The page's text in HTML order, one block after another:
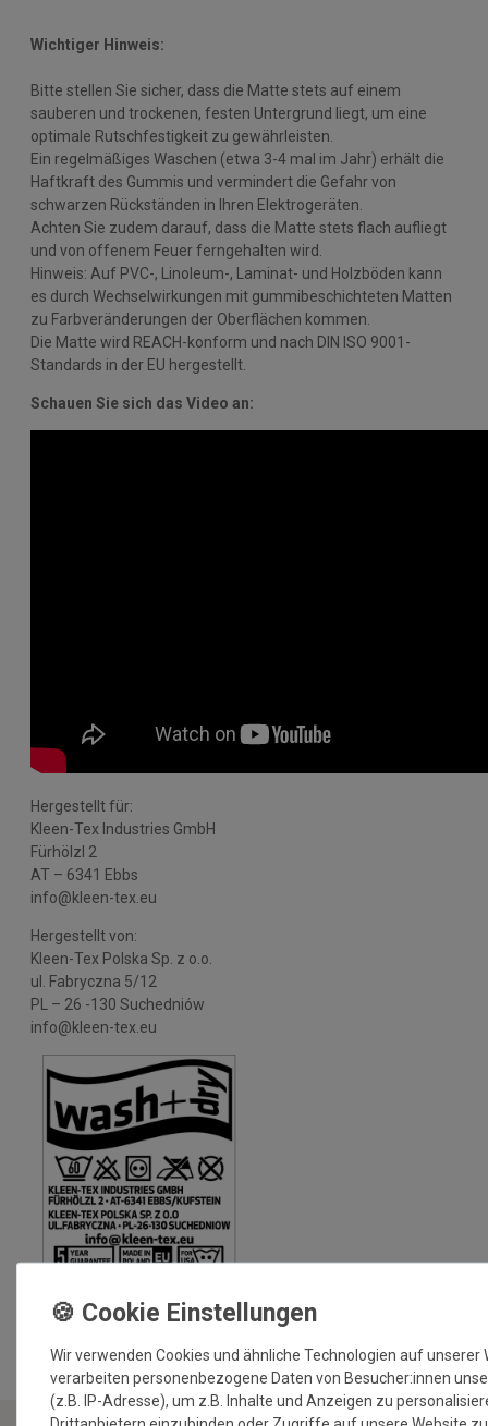
Wichtiger Hinweis:
Bitte stellen Sie sicher, dass die Matte stets auf einem
sauberen und trockenen, festen Untergrund liegt, um eine
optimale Rutschfestigkeit zu gewährleisten.
Ein regelmäßiges Waschen (etwa 3-4 mal im Jahr) erhält die
Haftkraft des Gummis und vermindert die Gefahr von
schwarzen Rückständen in Ihren Elektrogeräten.
Achten Sie zudem darauf, dass die Matte stets flach aufliegt
und von offenem Feuer ferngehalten wird.
Hinweis: Auf PVC-, Linoleum-, Laminat- und Holzböden kann
es durch Wechselwirkungen mit gummibeschichteten Matten
zu Farbveränderungen der Oberflächen kommen.
Die Matte wird REACH-konform und nach DIN ISO 9001-
Standards in der EU hergestellt.
Schauen Sie sich das Video an:
Hergestellt für:
Kleen-Tex Industries GmbH
Fürhölzl 2
AT – 6341 Ebbs
info@kleen-tex.eu
Hergestellt von:
Kleen-Tex Polska Sp. z o.o.
ul. Fabryczna 5/12
PL – 26 -130 Suchedniów
info@kleen-tex.eu
MEHR INFORMATIONEN ZUM EU VERANTWORTLICHEN »
Wir verwenden Cookies und ähnliche Technologien auf unserer
verarbeiten personenbezogene Daten von Besucher:innen
(z.B. IP-Adresse), um z.B. Inhalte und Anzeigen zu